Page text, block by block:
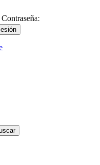
Contraseña: